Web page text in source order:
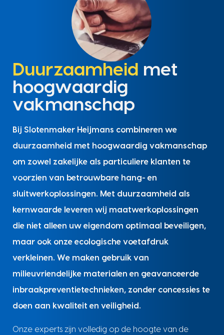
Duurzaamheid met
hoogwaardig
vakmanschap
Bij Slotenmaker Heijmans combineren we
duurzaamheid met hoogwaardig vakmanschap
om zowel zakelijke als particuliere klanten te
voorzien van betrouwbare hang- en
sluitwerkoplossingen. Met duurzaamheid als
kernwaarde leveren wij maatwerkoplossingen
die niet alleen uw eigendom optimaal beveiligen,
maar ook onze ecologische voetafdruk
verkleinen. We maken gebruik van
milieuvriendelijke materialen en geavanceerde
inbraakpreventietechnieken, zonder concessies te
doen aan kwaliteit en veiligheid.
Onze experts zijn volledig op de hoogte van de